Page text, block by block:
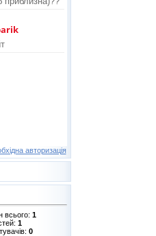
авторизація
всього: 1
1
0